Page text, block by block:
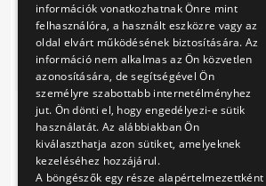
Nyomtatási és
borítékolási
tevékenység
V-
Előző 1
információk vonatkozhatnak Önre mint
felhasználóra, a használt eszközre vagy az
oldal elvárt működésének biztosítására. Az
információ nem alkalmas az Ön közvetlen
azonosítására, de segítségével Ön
személyre szabottabb internetélményhez
jut. Ön dönti el, hogy engedélyezi-e sütik
használatát. Az alábbiakban Ön
kiválaszthatja azon sütiket, amelyeknek
kezeléséhez hozzájárul.
A böngészők egy része alapértelmezettként